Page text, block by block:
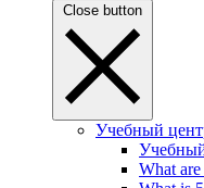
Close button
Учебный
What